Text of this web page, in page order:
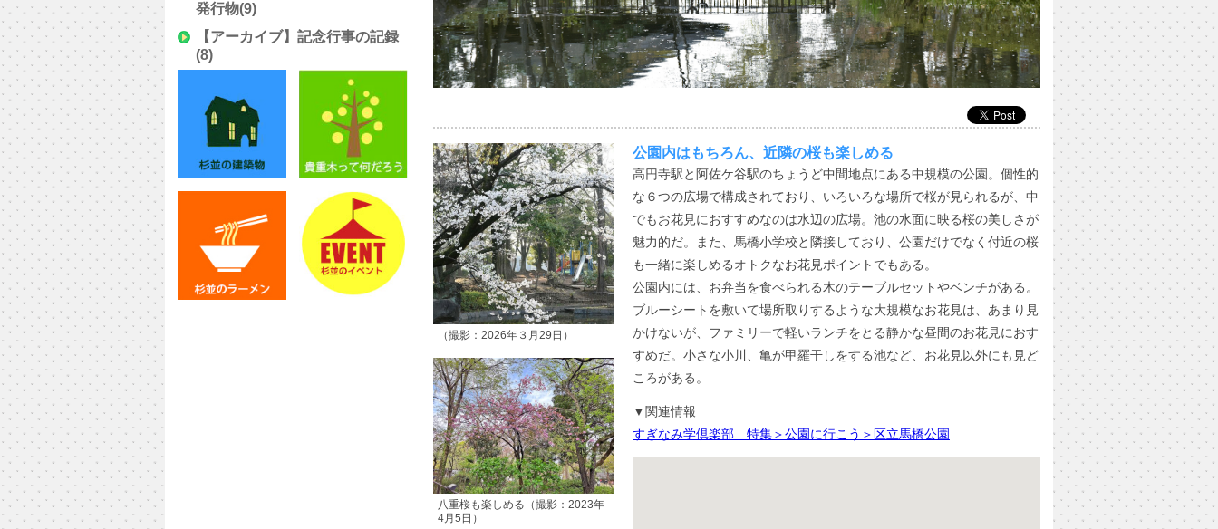
発行物(9)
【アーカイブ】記念行事の記録
(8)
公園内はもちろん、近隣の桜も楽しめる
高円寺駅と阿佐ケ谷駅のちょうど中間地点にある中規模の公園。個性的
な６つの広場で構成されており、いろいろな場所で桜が見られるが、中
でもお花見におすすめなのは水辺の広場。池の水面に映る桜の美しさが
魅力的だ。また、馬橋小学校と隣接しており、公園だけでなく付近の桜
も一緒に楽しめるオトクなお花見ポイントでもある。
公園内には、お弁当を食べられる木のテーブルセットやベンチがある。
ブルーシートを敷いて場所取りするような大規模なお花見は、あまり見
かけないが、ファミリーで軽いランチをとる静かな昼間のお花見におす
すめだ。小さな小川、亀が甲羅干しをする池など、お花見以外にも見ど
ころがある。
▼関連情報
すぎなみ学倶楽部 特集＞公園に行こう＞区立馬橋公園
（撮影：2026年３月29日）
八重桜も楽しめる（撮影：2023年
4月5日）